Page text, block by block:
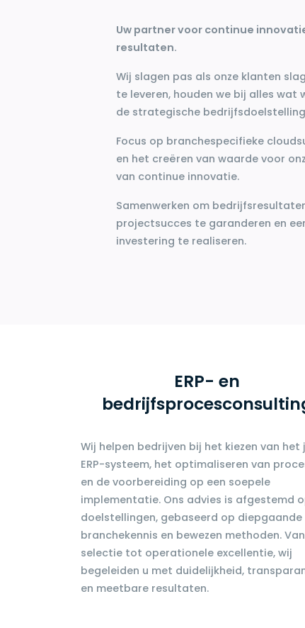
Uw partner voor continue
resultaten.
Wij slagen pas als onze klanten
te leveren, houden we bij alles wat
de strategische
Focus op branchespecifieke
en het creëren van waarde voor
van continue innovatie.
Samenwerken om
projectsucces te garanderen en
investering te realiseren.
ERP- en
Wij helpen bedrijven bij het kiezen van het
ERP-systeem, het optimaliseren van
en de voorbereiding op een soepele
implementatie. Ons advies is afgestemd
doelstellingen, gebaseerd op diepgaande
branchekennis en bewezen methoden. Van
selectie tot operationele excellentie, wij
begeleiden u met duidelijkheid,
en meetbare resultaten.